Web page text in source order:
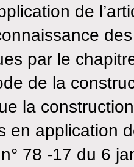
de
par le
de la
la
en application
78 -17 du 6